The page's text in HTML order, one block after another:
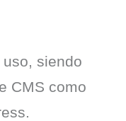
siendo
CMS como